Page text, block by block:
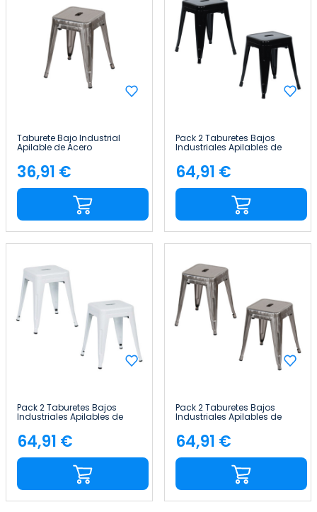
Taburete Bajo Industrial
Apilable de Acero
38x38x46cm Thinia Home
Precio
36,91 €
Pack 2 Taburetes Bajos
Industriales Apilables de
Acero 38x38x46cm Thinia
Home
Precio
64,91 €
Pack 2 Taburetes Bajos
Industriales Apilables de
Acero 38x38x46cm Thinia
Home
Precio
64,91 €
Pack 2 Taburetes Bajos
Industriales Apilables de
Acero 38x38x46cm Thinia
Home
Precio
64,91 €